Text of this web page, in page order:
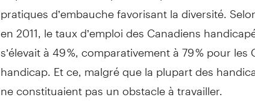
pratiques d’embauche favorisant la diversité.
en 2011, le taux d’emploi des Canadiens
s’élevait à 49 %, comparativement à 79 % pour
handicap. Et ce, malgré que la plupart des
ne constituaient pas un obstacle à travailler.